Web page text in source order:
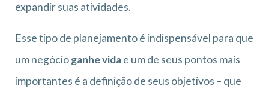
expandir suas atividades.
Esse tipo de planejamento é indispensável para que
um negócioganhe vidae um de seus pontos mais
importantes é a definição de seus objetivos – que